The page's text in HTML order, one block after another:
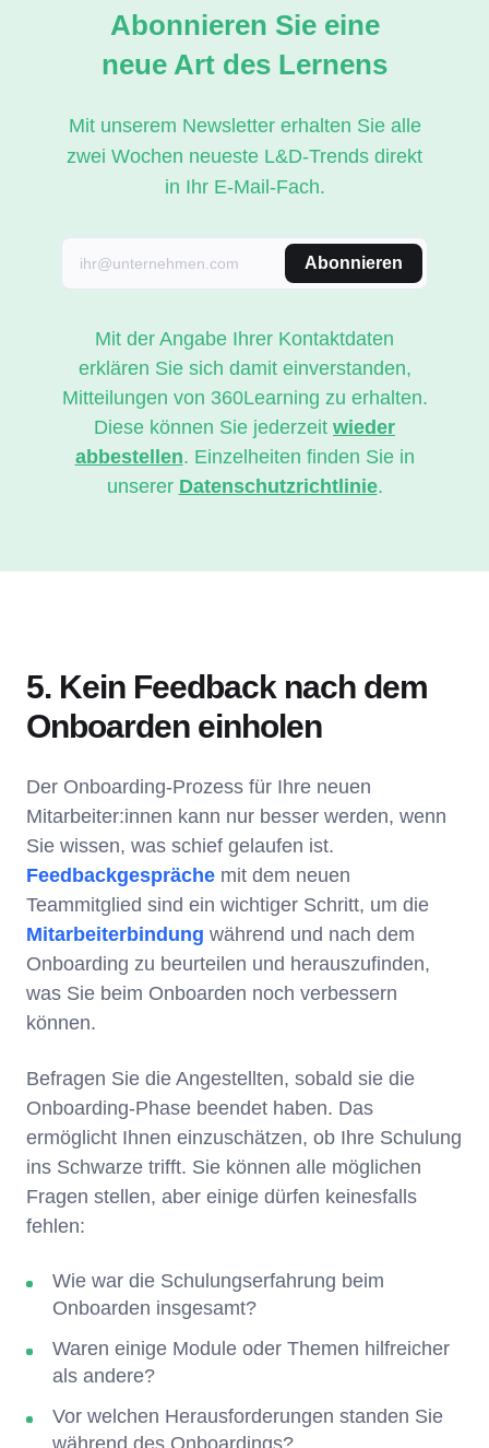
Abonnieren Sie eine
neue Art des Lernens
Mit unserem Newsletter erhalten Sie alle
zwei Wochen neueste L&D-Trends direkt
in Ihr E-Mail-Fach.
Abonnieren
Mit der Angabe Ihrer Kontaktdaten
erklären Sie sich damit einverstanden,
Mitteilungen von 360Learning zu erhalten.
Diese können Sie jederzeit wieder
abbestellen. Einzelheiten finden Sie in
unserer Datenschutzrichtlinie.
5. Kein Feedback nach dem
Onboarden einholen
Der Onboarding-Prozess für Ihre neuen
Mitarbeiter:innen kann nur besser werden, wenn
Sie wissen, was schief gelaufen ist.
Feedbackgespräche mit dem neuen
Teammitglied sind ein wichtiger Schritt, um die
Mitarbeiterbindung während und nach dem
Onboarding zu beurteilen und herauszufinden,
was Sie beim Onboarden noch verbessern
können.
Befragen Sie die Angestellten, sobald sie die
Onboarding-Phase beendet haben. Das
ermöglicht Ihnen einzuschätzen, ob Ihre Schulung
ins Schwarze trifft. Sie können alle möglichen
Fragen stellen, aber einige dürfen keinesfalls
fehlen:
Wie war die Schulungserfahrung beim
Onboarden insgesamt?
Waren einige Module oder Themen hilfreicher
als andere?
Vor welchen Herausforderungen standen Sie